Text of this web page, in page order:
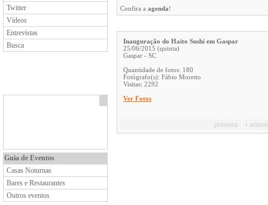
Twitter
Vídeos
Entrevistas
Busca
Guia de Eventos
Casas Noturnas
Bares e Restaurantes
Outros eventos
Confira a agenda!
Inauguração do Haito Sushi em Gaspar
25/06/2015 (quinta)
Gaspar - SC
Quantidade de fotos: 180
Fotógrafo(s): Fábio Moretto
Visitas: 2292
Ver Fotos
primeira ‹